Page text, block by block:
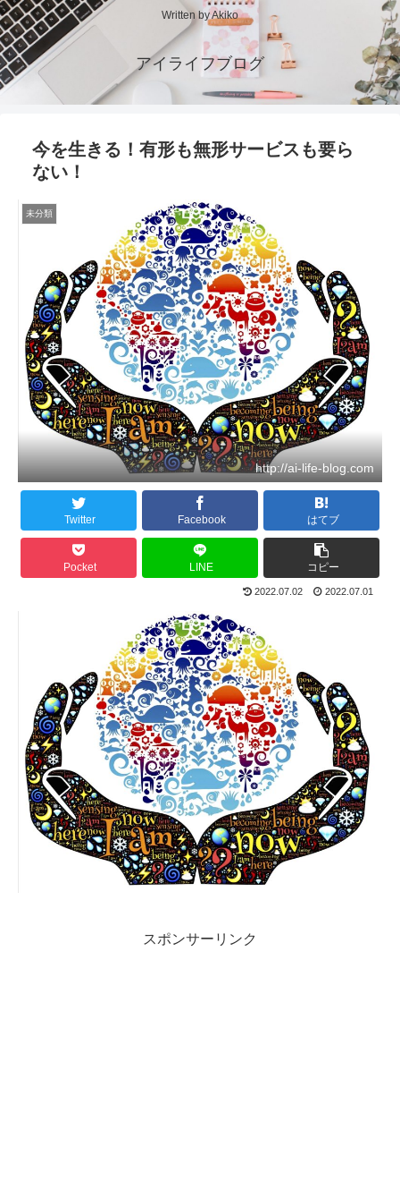
Written by Akiko
アイライフブログ
今を生きる！有形も無形サービスも要ら
ない！
未分類
http://ai-life-blog.com
Twitter Facebook はてブ
Pocket LINE コピー
2022.07.02 2022.07.01
スポンサーリンク